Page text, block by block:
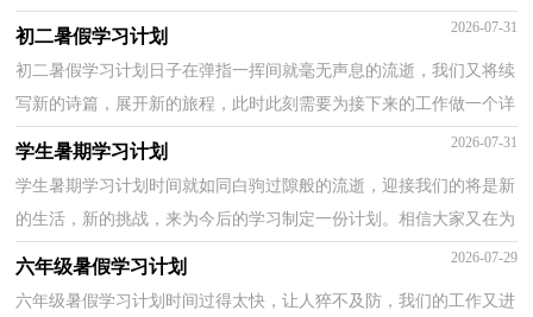
得计划很难写？下面是小编为大家收集的高一学生学...
初二暑假学习计划 2026-07-31
初二暑假学习计划日子在弹指一挥间就毫无声息的流逝，我们又将续
写新的诗篇，展开新的旅程，此时此刻需要为接下来的工作做一个详
细的计划了。相信大家又在为写计划犯愁了？下面是小...
学生暑期学习计划 2026-07-31
学生暑期学习计划时间就如同白驹过隙般的流逝，迎接我们的将是新
的生活，新的挑战，来为今后的学习制定一份计划。相信大家又在为
写计划犯愁了？以下是小编帮大家整理的学生暑期学习...
六年级暑假学习计划 2026-07-29
六年级暑假学习计划时间过得太快，让人猝不及防，我们的工作又进